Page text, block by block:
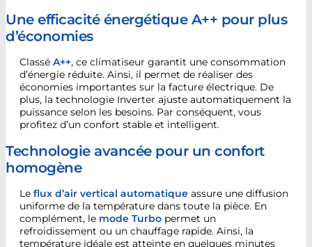
Une efficacité énergétique A++ pour plus
d’économies
Classé A++, ce climatiseur garantit une consommation
d’énergie réduite. Ainsi, il permet de réaliser des
économies importantes sur la facture électrique. De
plus, la technologie Inverter ajuste automatiquement la
puissance selon les besoins. Par conséquent, vous
profitez d’un confort stable et intelligent.
Technologie avancée pour un confort
homogène
Le flux d’air vertical automatique assure une diffusion
uniforme de la température dans toute la pièce. En
complément, le mode Turbo permet un
refroidissement ou un chauffage rapide. Ainsi, la
température idéale est atteinte en quelques minutes